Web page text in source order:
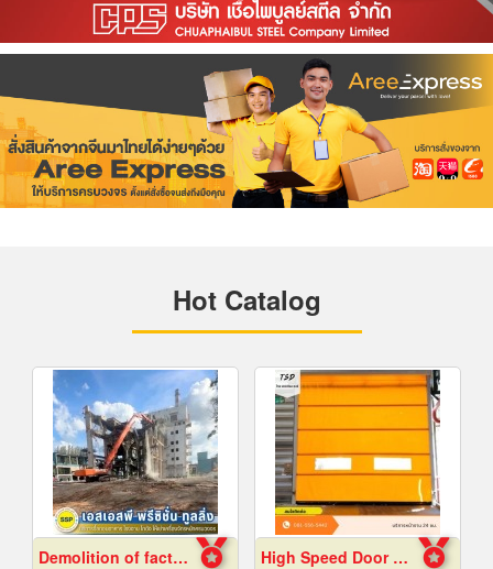
Hot Catalog
Demolition of factory in Samut Prakan High Speed ​​Door Samut Prakan